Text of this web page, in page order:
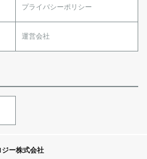
プライバシーポリシー
運営会社
ー株式会社